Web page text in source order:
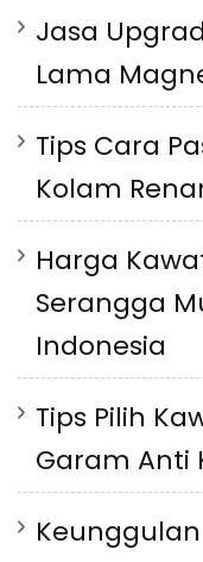
Jasa
Lama
Tips Cara
Kolam
Harga
Serangga
Indonesia
Tips Pilih
Garam Anti